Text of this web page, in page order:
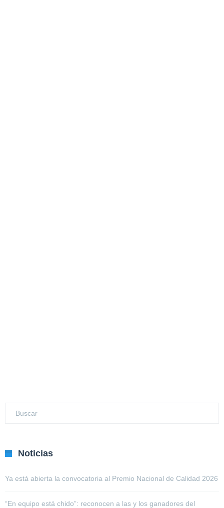
Noticias
Ya está abierta la convocatoria al Premio Nacional de Calidad 2026
“En equipo está chido”: reconocen a las y los ganadores del